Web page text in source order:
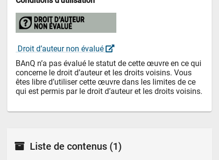
Droit d’auteur non évalué
BAnQ n’a pas évalué le statut de cette œuvre en ce qui
concerne le droit d’auteur et les droits voisins. Vous
êtes libre d’utiliser cette œuvre dans les limites de ce
qui est permis par le droit d’auteur et les droits voisins.
Liste de contenus (1)